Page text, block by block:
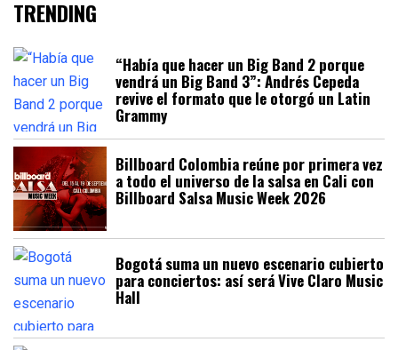
TRENDING
“Había que hacer un Big Band 2 porque
vendrá un Big Band 3”: Andrés Cepeda
revive el formato que le otorgó un Latin
Grammy
Billboard Colombia reúne por primera vez
a todo el universo de la salsa en Cali con
Billboard Salsa Music Week 2026
Bogotá suma un nuevo escenario cubierto
para conciertos: así será Vive Claro Music
Hall